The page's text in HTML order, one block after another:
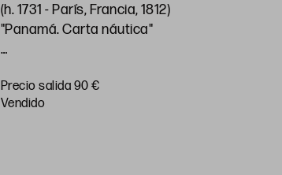
(h. 1731 - París, Francia, 1812)
"Panamá. Carta náutica"
Precio salida 90 €
vendido